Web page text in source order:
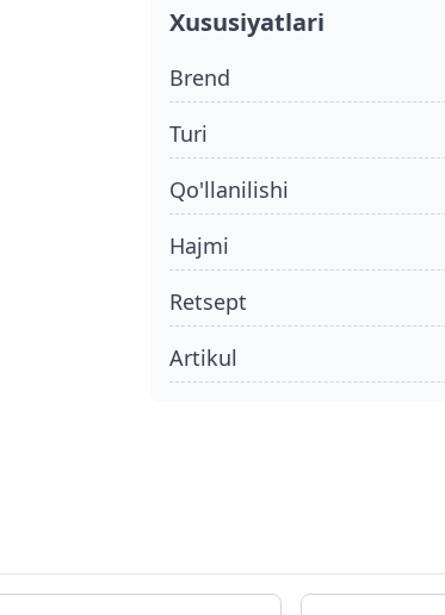
Xususiyatlari
Brend
turi
qo'llanilishi
hajmi
retsept
Artikul